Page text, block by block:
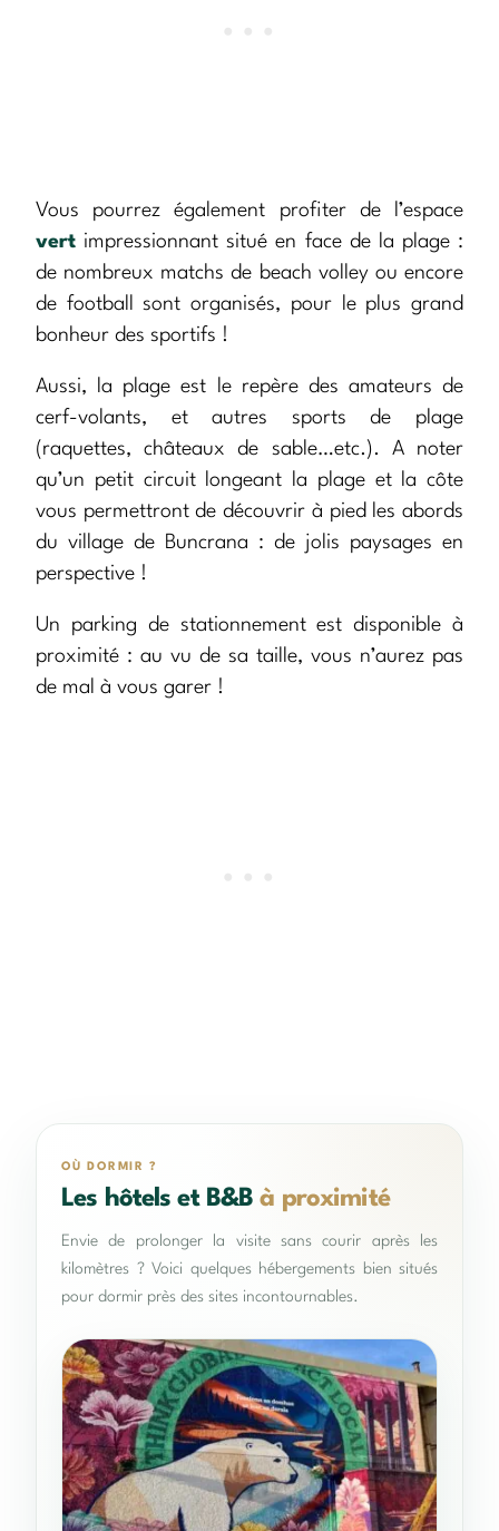
Vous pourrez également profiter de l’espace
vert impressionnant situé en face de la plage :
de nombreux matchs de beach volley ou encore
de football sont organisés, pour le plus grand
bonheur des sportifs !
Aussi, la plage est le repère des amateurs de
cerf-volants, et autres sports de plage
(raquettes, châteaux de sable…etc.). A noter
qu’un petit circuit longeant la plage et la côte
vous permettront de découvrir à pied les abords
du village de Buncrana : de jolis paysages en
perspective !
Un parking de stationnement est disponible à
proximité : au vu de sa taille, vous n’aurez pas
de mal à vous garer !
OÙ DORMIR ?
Les hôtels et B&Bà proximité
Envie de prolonger la visite sans courir après les
kilomètres ? Voici quelques hébergements bien situés
pour dormir près des sites incontournables.